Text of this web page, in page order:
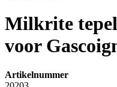
Milkrite
voor
Artikelnummer